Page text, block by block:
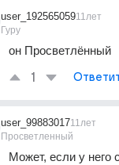
user_192565059
Гуру
11лет
он Просветлённый
1
user_99883017
Просветленный
11лет
Может, если у него